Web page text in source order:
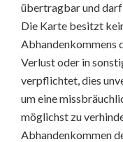
übertragbar und
Die Karte besitzt
Abhandenkommens
Verlust oder in
verpflichtet, dies
um eine
möglichst zu
Abhandenkommen